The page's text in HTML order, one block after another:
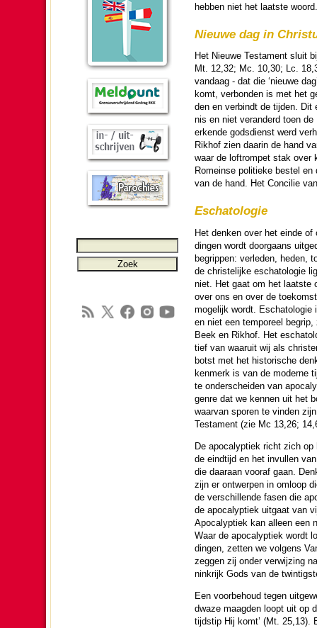
hebben niet het laatste
Nieuwe dag in
Het Nieuwe Testa­ment sluit
Mt. 12,32; Mc. 10,30; Lc.
vandaag - dat die ‘nieuwe
komt, verbon­den is met het
den en verbindt de tij­den.
nis en niet veran­derd toen
erkende gods­dienst werd
Rikhof zien daarin de hand
waar de loftrompet stak over
Romeinse poli­tieke bestel
van de hand. Het Concilie
Eschato­lo­gie
Het denken over het einde of
dingen wordt door­gaans
begrippen: verle­den, heden,
de chris­te­lijke eschato­lo­gie
niet. Het gaat om het laatste
over ons en over de
moge­lijk wordt. Eschato­lo­gie
en niet een temporeel begrip,
Beek en Rikhof. Het
tief van waaruit wij als
botst met het his­to­rische
kenmerk is van de moderne
te on­der­schei­den van
genre dat we kennen uit het
waar­van sporen te vin­den
Testa­ment (zie Mc 13,26;
De apocalyp­tiek richt zich op
de eind­tijd en het invullen
die daaraan vooraf gaan.
zijn er ontwerpen in omloop
de ver­schil­lende fasen die
de apocalyp­tiek uitgaat van
Apocalyp­tiek kan alleen een
Waar de apocalyp­tiek wordt
dingen, zetten we volgens
zeggen zij onder ver­wij­zing
nink­rijk Gods van de
Een voorbehoud tegen
dwaze maag­den loopt uit op
tijdstip Hij komt’ (Mt. 25,13).